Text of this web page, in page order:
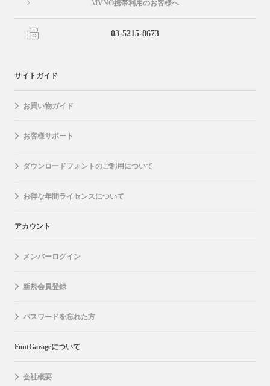
MVNO携帯利用のお客様へ
03-5215-8673
サイトガイド
お買い物ガイド
お客様サポート
ダウンロードフォントのご利用について
お得な年間ライセンスについて
アカウント
メンバーログイン
新規会員登録
パスワードを忘れた方
FontGarageについて
会社概要